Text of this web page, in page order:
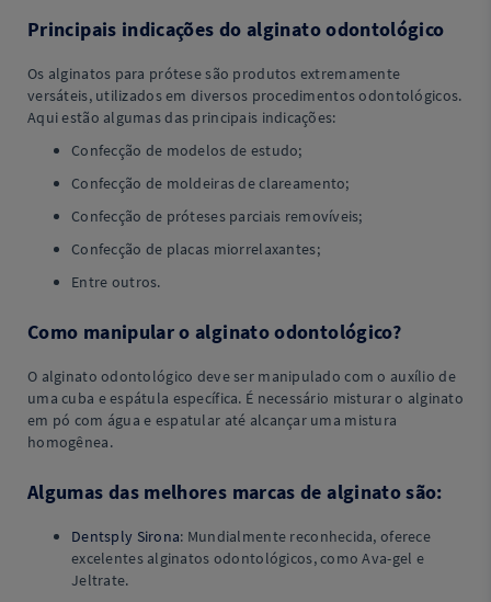
Principais indicações do alginato odontológico
Os alginatos para prótese são produtos extremamente
versáteis, utilizados em diversos procedimentos odontológicos.
Aqui estão algumas das principais indicações:
Confecção de modelos de estudo;
Confecção de moldeiras de clareamento;
Confecção de próteses parciais removíveis;
Confecção de placas miorrelaxantes;
Entre outros.
Como manipular o alginato odontológico?
O alginato odontológico deve ser manipulado com o auxílio de
uma cuba e espátula específica. É necessário misturar o alginato
em pó com água e espatular até alcançar uma mistura
homogênea.
Algumas das melhores marcas de alginato são:
Dentsply Sirona: Mundialmente reconhecida, oferece
excelentes alginatos odontológicos, como Ava-gel e
Jeltrate.